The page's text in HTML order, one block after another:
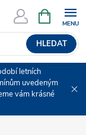
HLEDAT
NÁKUPNÍ
KOŠÍK
letních
uvedeným
vám krásné